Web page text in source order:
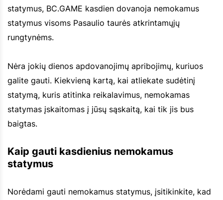
statymus, BC.GAME kasdien dovanoja nemokamus
statymus visoms Pasaulio taurės atkrintamųjų
rungtynėms.
Nėra jokių dienos apdovanojimų apribojimų, kuriuos
galite gauti. Kiekvieną kartą, kai atliekate sudėtinį
statymą, kuris atitinka reikalavimus, nemokamas
statymas įskaitomas į jūsų sąskaitą, kai tik jis bus
baigtas.
Kaip gauti kasdienius nemokamus
statymus
Norėdami gauti nemokamus statymus, įsitikinkite, kad